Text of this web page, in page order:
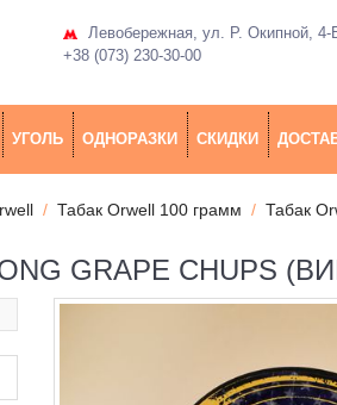
Левобережная, ул. Р. Окипной, 4-
+38 (073) 230-30-00
УГОЛЬ ОДНОРАЗКИ СКИДКИ
Табак Orwell 100 грамм Табак
GRAPE CHUPS